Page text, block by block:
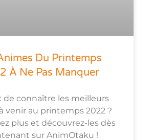
Du Printemps
À Ne Pas Manquer
de connaître les meilleurs
venir au printemps 2022 ?
plus et découvrez-les dès
sur AnimOtaku !